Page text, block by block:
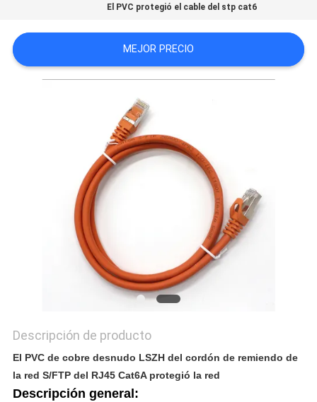
CASOS
POLÍTICA
PRIVACIDAD
El PVC protegió el cable del stp cat6
MEJOR PRECIO
Descripción de producto
El PVC de cobre desnudo LSZH del cordón de remiendo de
la red S/FTP del RJ45 Cat6A protegió la red
Descripción general: